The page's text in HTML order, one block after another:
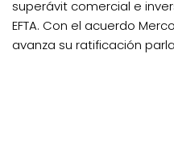
superávit comercial e
EFTA. Con el acuerdo
avanza su ratificación